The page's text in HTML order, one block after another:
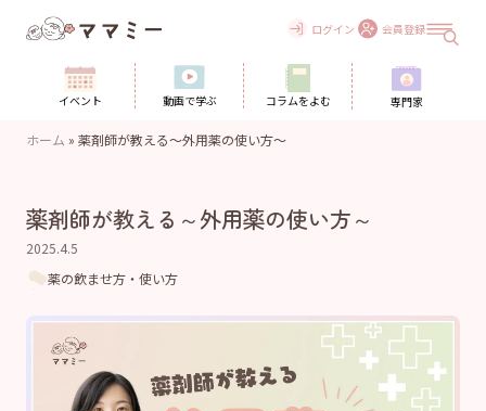
ログイン 会員登録
イベント 動画で学ぶ コラムをよむ 専門家
ホーム » 薬剤師が教える～外用薬の使い方～
薬剤師が教える～外用薬の使い方～
2025.4.5
薬の飲ませ方・使い方